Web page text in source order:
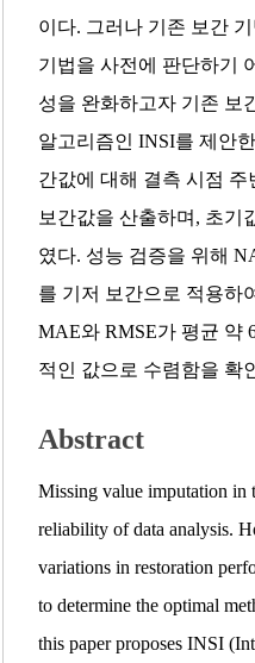
이다. 그러나 기존 보간
기법을 사전에 판단하기
성을 완화하고자 기존 보
알고리즘인 INSI를 제안
간값에 대해 결측 시점
보간값을 산출하며, 초기
였다. 성능 검증을 위해
를 기저 보간으로 적용하
MAE와 RMSE가 평균 약
적인 값으로 수렴함을 확
Abstract
Missing value imputation in
reliability of data analysis.
variations in restoration
to determine the optimal
this paper proposes INSI